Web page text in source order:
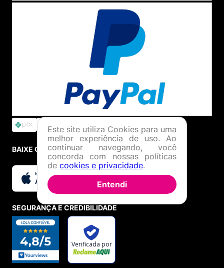
BAIXE O APP
SEGURANÇA E CREDIBILIDADE
Este site utiliza Cookies para uma
melhor experiência de uso. Ao
continuar navegando, você
concorda com nossas políticas
de cookies e privacidade.
Entendi